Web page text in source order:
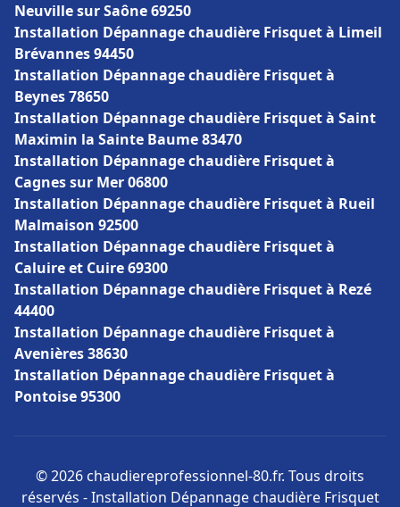
Neuville sur Saône 69250
Installation Dépannage chaudière Frisquet à Limeil
Brévannes 94450
Installation Dépannage chaudière Frisquet à
Beynes 78650
Installation Dépannage chaudière Frisquet à Saint
Maximin la Sainte Baume 83470
Installation Dépannage chaudière Frisquet à
Cagnes sur Mer 06800
Installation Dépannage chaudière Frisquet à Rueil
Malmaison 92500
Installation Dépannage chaudière Frisquet à
Caluire et Cuire 69300
Installation Dépannage chaudière Frisquet à Rezé
44400
Installation Dépannage chaudière Frisquet à
Avenières 38630
Installation Dépannage chaudière Frisquet à
Pontoise 95300
© 2026 chaudiereprofessionnel-80.fr. Tous droits
réservés - Installation Dépannage chaudière Frisquet